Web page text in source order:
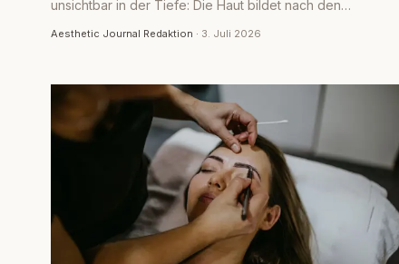
unsichtbar in der Tiefe: Die Haut bildet nach den
Aesthetic Journal Redaktion · 3. Juli 2026